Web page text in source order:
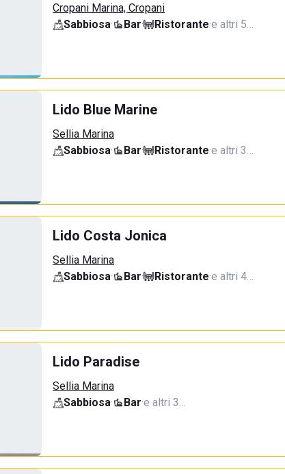
Cropani Marina, Cropani
Sabbiosa· Bar· Ristorante·e altri 5…
Lido Blue Marine
Sellia Marina
Sabbiosa· Bar· Ristorante·e altri 3…
Lido Costa Jonica
Sellia Marina
Sabbiosa· Bar· Ristorante·e altri 4…
Lido Paradise
Sellia Marina
Sabbiosa· Bar·e altri 3…